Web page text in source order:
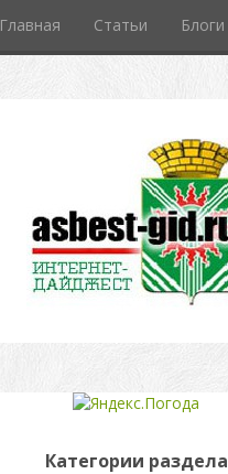
Главная Статьи Блоги
Категории раздела